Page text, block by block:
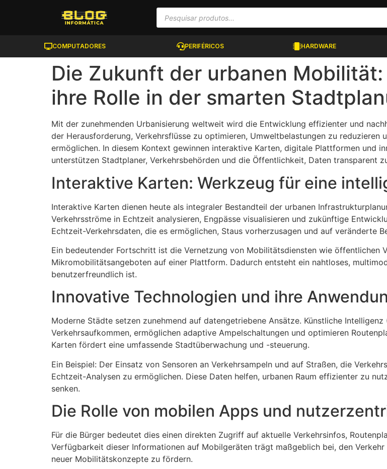
COMPUTADORES PERIFÉRICOS HARDWARE
Die Zukunft der urbanen
ihre Rolle in der smarten
Mit der zunehmenden Urbanisierung weltweit wird die Entwicklung effizienter und
der Herausforderung, Verkehrsflüsse zu optimieren, Umweltbelastungen zu
ermöglichen. In diesem Kontext gewinnen interaktive Karten, digitale Plattformen und
unterstützen Stadtplaner, Verkehrsbehörden und die Öffentlichkeit, Daten transparent
Interaktive Karten: Werkzeug für eine
Interaktive Karten dienen heute als integraler Bestandteil der urbanen
Verkehrsströme in Echtzeit analysieren, Engpässe visualisieren und zukünftige
Echtzeit-Verkehrsdaten, die es ermöglichen, Staus vorherzusagen und auf veränderte
Ein bedeutender Fortschritt ist die Vernetzung von Mobilitätsdiensten wie öffentlichen
Mikromobilitätsangeboten auf einer Plattform. Dadurch entsteht ein nahtloses,
benutzerfreundlich ist.
Innovative Technologien und ihre
Moderne Städte setzen zunehmend auf datengetriebene Ansätze. Künstliche
Verkehrsaufkommen, ermöglichen adaptive Ampelschaltungen und optimieren
Karten fördert eine umfassende Stadtüberwachung und -steuerung.
Ein Beispiel: Der Einsatz von Sensoren an Verkehrsampeln und auf Straßen, die
Echtzeit-Analysen zu ermöglichen. Diese Daten helfen, urbanen Raum effizienter zu
senken.
Die Rolle von mobilen Apps und
Für die Bürger bedeutet dies einen direkten Zugriff auf aktuelle Verkehrsinfos,
Verfügbarkeit dieser Informationen auf Mobilgeräten trägt maßgeblich bei, den
neuer Mobilitätskonzepte zu fördern.